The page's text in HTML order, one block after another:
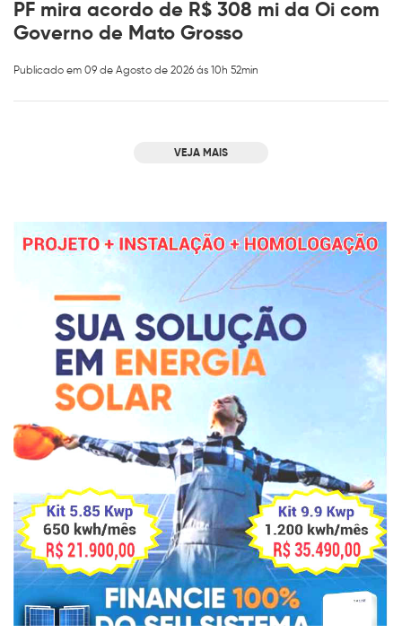
PF mira acordo de R$ 308 mi da Oi com
Governo de Mato Grosso
Publicado em 09 de Agosto de 2026 ás 10h 52min
VEJA MAIS